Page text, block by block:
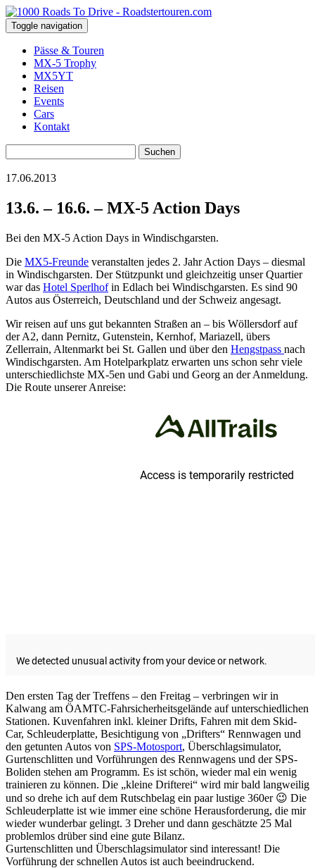
Toggle navigation
Pässe & Touren
MX-5 Trophy
MX5YT
Reisen
Events
Cars
Kontakt
nach:
17.06.2013
13.6. – 16.6. – MX-5 Action Days
Bei den MX-5 Action Days in Windischgarsten.
Die MX5-Freunde veranstalten jedes 2. Jahr Action Days – diesmal
in Windischgarsten. Der Stützpunkt und gleichzeitig unser Quartier
war das Hotel Sperlhofin Edlach bei Windischgarsten. Es sind 90
Autos aus Österreich, Deutschland und der Schweiz angesagt.
Wir reisen auf uns gut bekannten Straßen an – bis Wöllersdorf auf
der A2, dann Pernitz, Gutenstein, Kernhof, Mariazell, übers
Zellerrain, Altenmarkt bei St. Gallen und über den Hengstpass nach
Windischgarsten. Am Hotelparkplatz erwarten uns schon sehr viele
unterschiedlichste MX-5en und Gabi und Georg an der Anmeldung.
Die Route unserer Anreise:
Den ersten Tag der Treffens – den Freitag – verbringen wir in
Kalwang am ÖAMTC-Fahrsicherheitsgelände auf unterschiedlichen
Stationen. Kuvenfahren inkl. kleiner Drifts, Fahren mit dem Skid-
Car, Schleuderplatte, Besichtigung von „Drifters“ Rennwagen und
den getunten Autos von SPS-Motosport, Überschlagsimulator,
Gurtenschlitten und Vorführungen des Rennwagens und der SPS-
Boliden stehen am Programm. Es ist schön, wieder mal ein wenig
trainieren zu können. Die „kleine Drifterei“ wird mir bald langweilig
und so drehe ich auf dem Rutschbelag ein paar lustige 360er 😉 Die
Schleuderplatte ist wie immer eine schöne Herausforderung, die mir
wieder wunderbar gelingt. 3 Dreher und dann geschätzte 25 Mal
problemlos drüber sind eine gute Bilanz.
Gurtenschlitten und Überschlagsimulator sind interessant! Die
Vorführung der schnellen Autos ist auch beeindruckend.